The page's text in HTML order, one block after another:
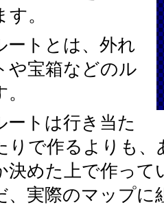
。
ートとは、外れ
や宝箱などのル
ートは行き当た
りで作るよりも
決めた上で作って
、実際のマップに